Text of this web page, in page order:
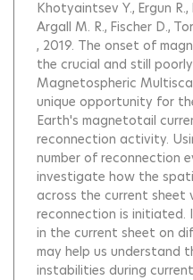
Khotyaintsev Y. Ergun R.
Argall M. R. Fischer D.
, 2019. The onset of
the crucial and still
Magnetospheric
unique opportunity for
Earth's magnetotail
reconnection activity.
number of reconnection
investigate how the
across the current sheet
reconnection is initiated.
in the current sheet on
may help us understand
instabilities during